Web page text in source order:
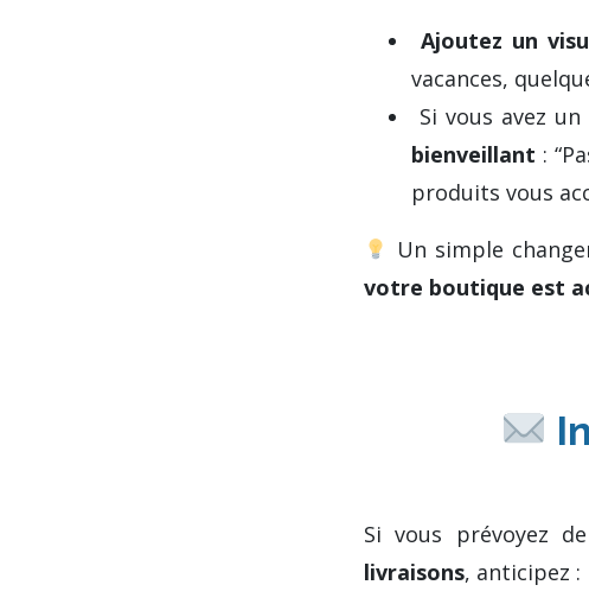
Ajoutez un
vacances,
Si vous avez
bienveillant :
produits vous
Un simple
votre boutique est
Si vous prévoyez de
livraisons, anticipez :